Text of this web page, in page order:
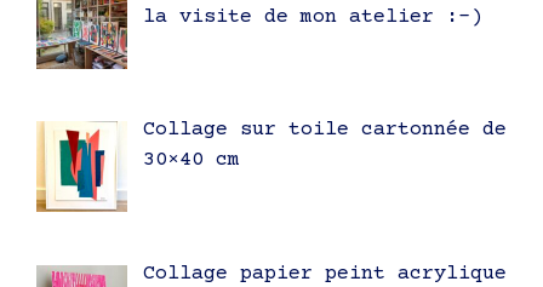
la visite de mon atelier :-)
Collage sur toile cartonnée de
30×40 cm
Collage papier peint acrylique